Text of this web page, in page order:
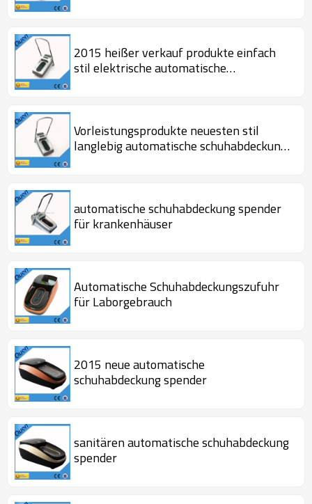
2015 heißer verkauf produkte einfach
stil elektrische automatische
Vorleistungsprodukte neuesten stil
langlebig automatische schuhabdeckung
automatische schuhabdeckung spender
für krankenhäuser
Automatische Schuhabdeckungszufuhr
für Laborgebrauch
2015 neue automatische
schuhabdeckung spender
sanitären automatische schuhabdeckung
spender